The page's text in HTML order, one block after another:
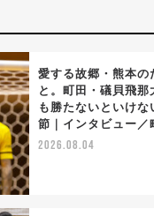
愛する故郷・熊本の
と。町田・礒貝飛
も勝たないといけ
節｜インタビュー
2026.08.04